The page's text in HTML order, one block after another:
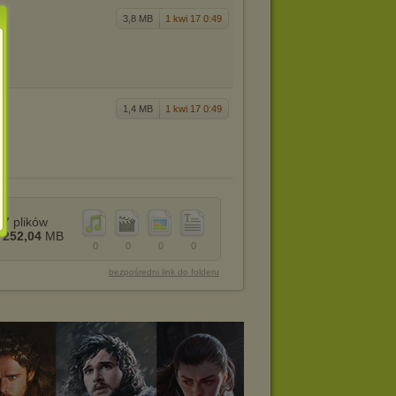
3,8 MB 1 kwi 17 0:49
1,4 MB 1 kwi 17 0:49
0
0
0
0
7 plików
252,04 MB
bezpośredni link do folderu